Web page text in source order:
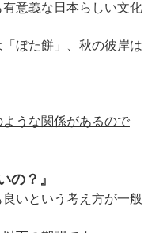
意義な日本らしい文化
ぼた餅」、秋の彼岸は
ような関係があるので
の？』
いという考え方が一般